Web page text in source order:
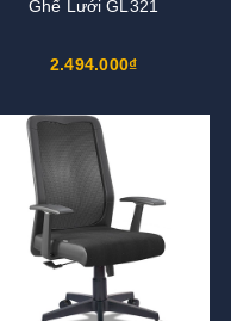
Ghế Lưới GL321
2.494.000₫